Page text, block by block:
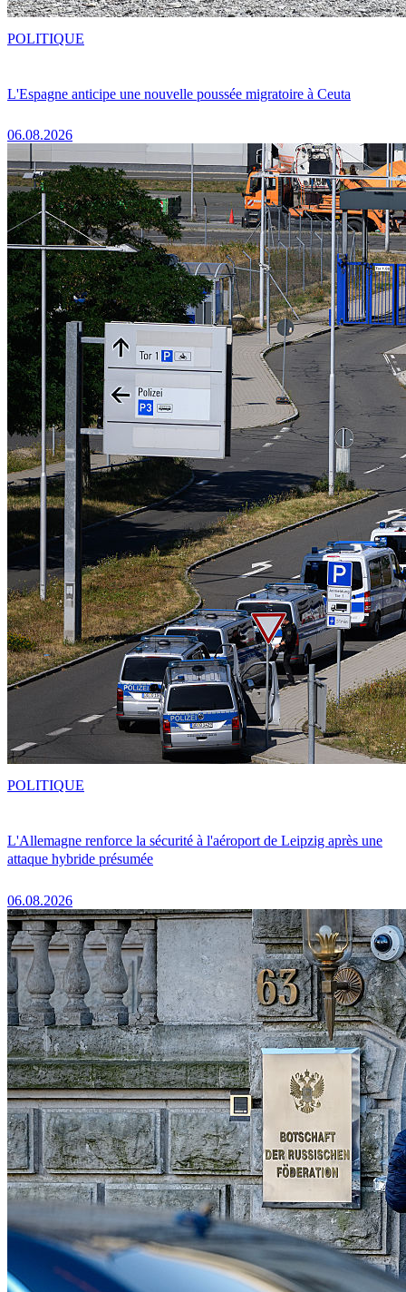
L'Espagne anticipe une nouvelle poussée migratoire à Ceuta
06.08.2026
POLITIQUE
L'Allemagne renforce la sécurité à l'aéroport de Leipzig après une
attaque hybride présumée
06.08.2026
POLITIQUE